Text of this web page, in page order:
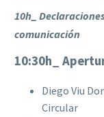
10h_
comunicación
10:30h_
Diego Viu
Circular